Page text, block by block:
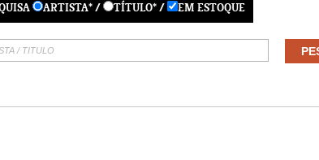
ARTISTA* / TÍTULO* / EM ESTOQUE